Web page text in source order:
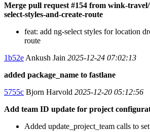
Merge pull request #154 from wink-
select-styles-and-create-route
feat: add ng-select styles for location
route
1b52e Ankush Jain 2025-12-24 07:02:13
added package_name to fastlane
5755c Bjorn Harvold 2025-12-20 05:12:56
Add team ID update for project
Added update_project_team calls to